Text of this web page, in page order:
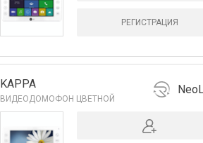
РЕГИСТРАЦИЯ
KAPPA
ВИДЕОДОМОФОН ЦВЕТНОЙ